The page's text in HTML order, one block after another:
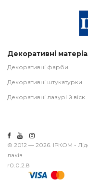
Декоративні
Декоративні фарби
Декоративні штукатурки
Декоративні лазурі й віск
© 2012 — 2026. ІРКОМ -
лаків
r0.0.2.8